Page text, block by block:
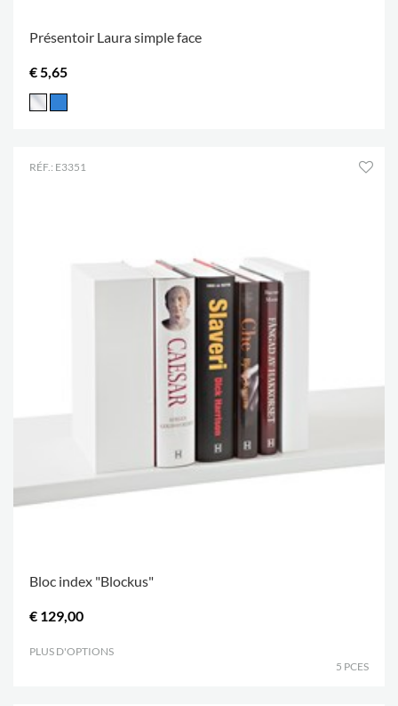
Présentoir Laura simple face
€ 5,65
RÉF.: E3351
Bloc index "Blockus"
€ 129,00
PLUS D'OPTIONS
5 PCES